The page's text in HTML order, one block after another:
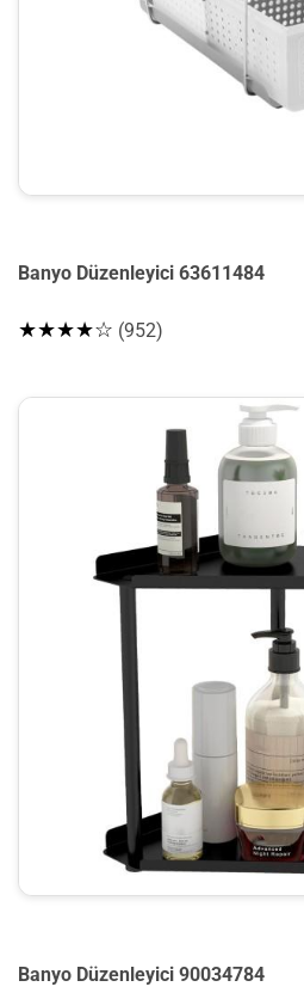
Banyo Düzenleyici 63611484
★★★★☆ (952)
Banyo Düzenleyici 90034784